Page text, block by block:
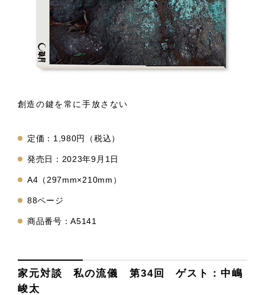
創造の鍵を常に手放さない
定価：1,980円（税込）
発売日：2023年9月1日
A4（297mm×210mm）
88ページ
商品番号：A5141
家元対談 私の流儀 第34回 ゲスト：中嶋
峻太